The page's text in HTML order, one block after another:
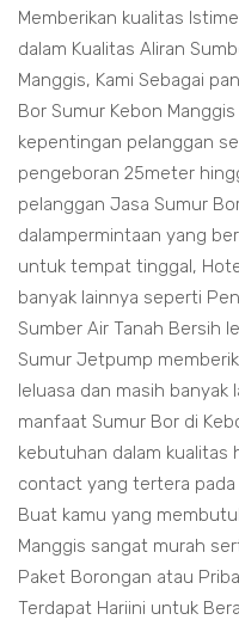
Memberikan kualitas
dalam Kualitas Aliran
Manggis, Kami Sebagai
Bor Sumur Kebon
kepentingan pelanggan
pengeboran 25meter
pelanggan Jasa Sumur
dalampermintaan yang
untuk tempat tinggal,
banyak lainnya seperti
Sumber Air Tanah Bersih
Sumur Jetpump
leluasa dan masih banyak
manfaat Sumur Bor di
kebutuhan dalam kualitas
contact yang tertera pada
Buat kamu yang
Manggis sangat murah
Paket Borongan atau
Terdapat Hariini untuk